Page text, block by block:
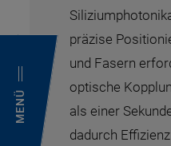
MENÜ
präzise
und Fasern
optische
als einer
dadurch